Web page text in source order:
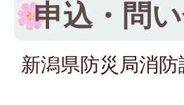
申込・問
新潟県防災局消防